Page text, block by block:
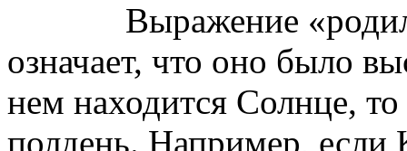
Выражение
означает, что оно было
нем находится Солнце,
полдень. Например, если